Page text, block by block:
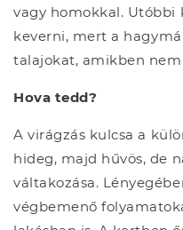
vagy homokkal.
keverni, mert a
talajokat, amikben
Hova tedd?
A virágzás kulcsa a
hideg, majd hűvös, de
váltakozása.
végbemenő